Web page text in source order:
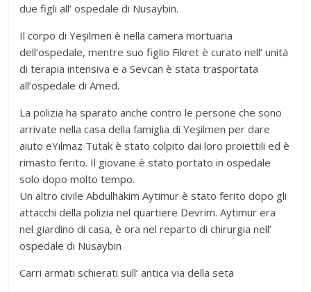
due figli all’ ospedale di Nusaybin.
Il corpo di Yeşilmen è nella camera mortuaria
dell’ospedale, mentre suo figlio Fikret è curato nell’ unità
di terapia intensiva e a Sevcan è stata trasportata
all’ospedale di Amed.
La polizia ha sparato anche contro le persone che sono
arrivate nella casa della famiglia di Yeşilmen per dare
aiuto eYılmaz Tutak è stato colpito dai loro proiettili ed è
rimasto ferito. Il giovane è stato portato in ospedale
solo dopo molto tempo.
Un altro civile Abdulhakim Aytimur è stato ferito dopo gli
attacchi della polizia nel quartiere Devrim. Aytimur era
nel giardino di casa, è ora nel reparto di chirurgia nell’
ospedale di Nusaybin
Carri armati schierati sull’ antica via della seta